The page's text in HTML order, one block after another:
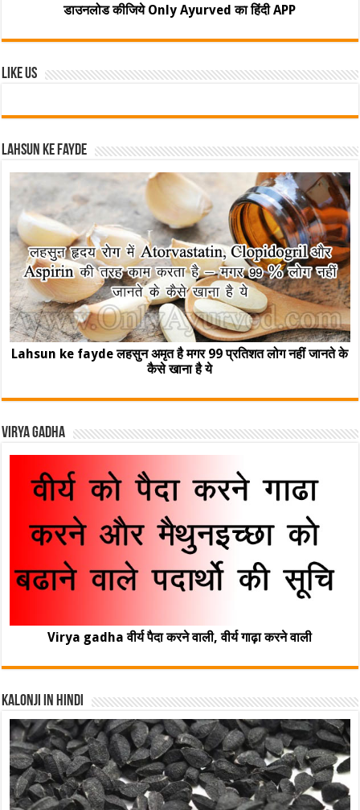
डाउनलोड कीजिये Only Ayurved का हिंदी APP
Like Us
Lahsun ke fayde
Lahsun ke fayde लहसुन अमृत है मगर 99 प्रतिशत लोग नहीं जानते के
कैसे खाना है ये
Virya Gadha
Virya gadha वीर्य पैदा करने वाली, वीर्य गाढ़ा करने वाली
Kalonji In Hindi